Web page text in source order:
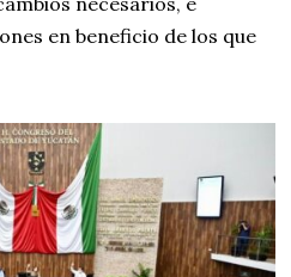
en beneficio de los que